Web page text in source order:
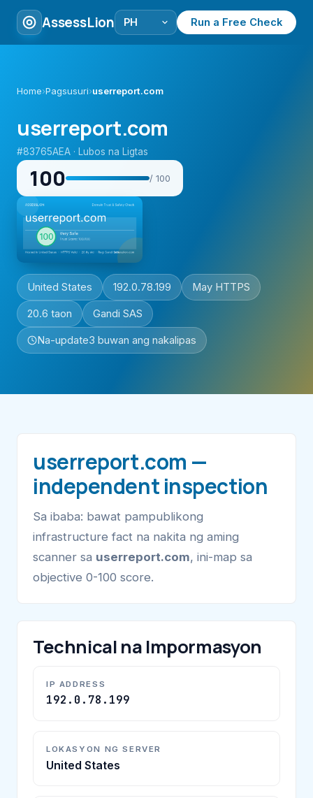
AssessLion Run a Free Check
Home›Pagsusuri›userreport.com
userreport.com
#83765AEA · Lubos na Ligtas
100 / 100
United States 192.0.78.199 May HTTPS
20.6 taon Gandi SAS
Na-update3 buwan ang nakalipas
userreport.com —
independent inspection
Sa ibaba: bawat pampublikong
infrastructure fact na nakita ng aming
scanner sa userreport.com, ini-map sa
objective 0-100 score.
Technical na Impormasyon
IP ADDRESS
192.0.78.199
LOKASYON NG SERVER
United States